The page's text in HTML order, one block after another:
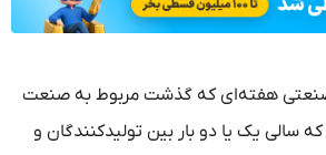
صنعتی هفته‌ای که گذشت مربوط به صنعت
سالی یک یا دو بار بین تولیدکنندگان و